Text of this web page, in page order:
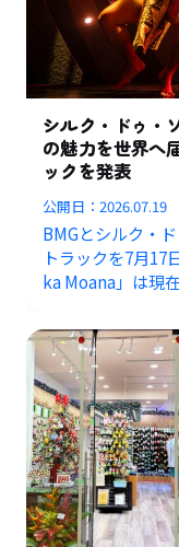
シルク・ドゥ・
の魅力を世界へ
ックを発表
公開日：2026.07.19
BMGとシルク・
トラックを7月17
ka Moana」は現